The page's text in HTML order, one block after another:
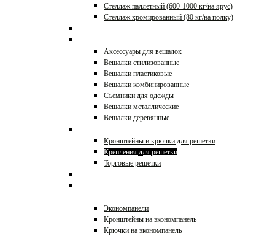
Стеллаж паллетный (600-1000 кг/на ярус)
Стеллаж хромированный (80 кг/на полку)
Аксессуары для вешалок
Вешалки стилизованные
Вешалки пластиковые
Вешалки комбинированные
Съемники для одежды
Вешалки металлические
Вешалки деревянные
Кронштейны и крючки для решетки
Крепления для решетки
Торговые решетки
Экономпанели
Кронштейны на экономпанель
Крючки на экономпанель